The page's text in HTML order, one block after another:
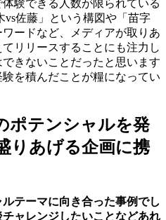
験できる人数が限られている
vs佐藤」という構図や「苗字
ードなど、メディアが取りあ
リリースすることにも注力し
きないことだったと思います
を積んだことが糧になってい
ポテンシャルを発
りあげる企画に携
テーマに向き合った事例でし
ャレンジしたいことなどあれ